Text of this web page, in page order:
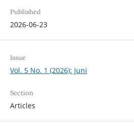
Published
2026-06-23
Issue
Vol. 5 No. 1 (2026): Juni
Section
Articles